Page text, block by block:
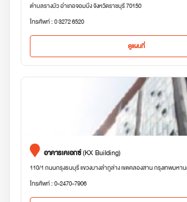
ตำบลรางบัว อำเภอจอมบึง จังหวัดราชบุรี 70150
โทรศัพท์ : 0 3272 6520
ดูแผนที่
อาคารเคเอกซ์(KX Building)
110/1 ถนนกรุงธนบุรี แขวงบางลำภูล่าง เขตคลองสาน กรุงเทพมหา
โทรศัพท์ : 0-2470-7906